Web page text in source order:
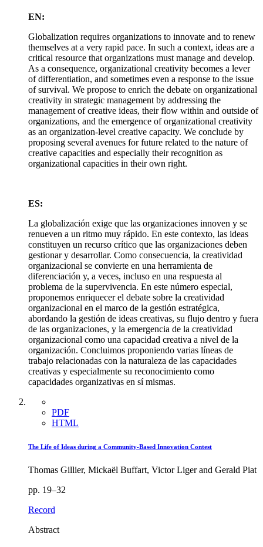
EN:
Globalization requires organizations to innovate and to renew
themselves at a very rapid pace. In such a context, ideas are a
critical resource that organizations must manage and develop.
As a consequence, organizational creativity becomes a lever
of differentiation, and sometimes even a response to the issue
of survival. We propose to enrich the debate on organizational
creativity in strategic management by addressing the
management of creative ideas, their flow within and outside of
organizations, and the emergence of organizational creativity
as an organization-level creative capacity. We conclude by
proposing several avenues for future related to the nature of
creative capacities and especially their recognition as
organizational capacities in their own right.
ES:
La globalización exige que las organizaciones innoven y se
renueven a un ritmo muy rápido. En este contexto, las ideas
constituyen un recurso crítico que las organizaciones deben
gestionar y desarrollar. Como consecuencia, la creatividad
organizacional se convierte en una herramienta de
diferenciación y, a veces, incluso en una respuesta al
problema de la supervivencia. En este número especial,
proponemos enriquecer el debate sobre la creatividad
organizacional en el marco de la gestión estratégica,
abordando la gestión de ideas creativas, su flujo dentro y fuera
de las organizaciones, y la emergencia de la creatividad
organizacional como una capacidad creativa a nivel de la
organización. Concluimos proponiendo varias líneas de
trabajo relacionadas con la naturaleza de las capacidades
creativas y especialmente su reconocimiento como
capacidades organizativas en sí mismas.
PDF
HTML
The Life of Ideas during a Community-Based Innovation Contest
Thomas Gillier, Mickaël Buffart, Victor Liger and Gerald Piat
pp. 19–32
Record
Abstract